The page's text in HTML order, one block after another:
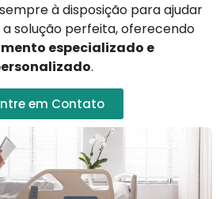
à disposição para ajudar
solução perfeita, oferecendo
especializado e
.
em Contato